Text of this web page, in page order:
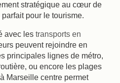
stratégique au cœur de
pour le tourisme.
avec les transports en
peuvent rejoindre en
principales lignes de métro,
ou encore les plages
Marseille centre permet